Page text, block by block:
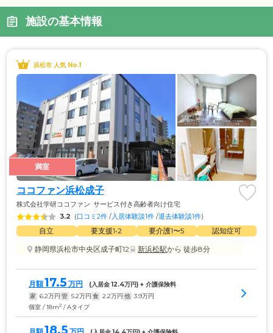
施設の基本情報
浜松市 人気 No.1
満室
ココファン浜松成子
株式会社学研ココファン サービス付き高齢者向け住宅
3.2 (口コミ2件 /入居体験談1件 /退去体験談1件)
自立 要支援1•2 要介護1〜5
認知症可
静岡県浜松市中央区成子町12
新浜松駅から 徒歩8分
月額17.5 万円 (入居金 12.4万円) + 介護保険料
家 6.2万円 管 5.2万円 食 2.2万円 他 3.9万円
個室 / 18m2 / Aタイプ